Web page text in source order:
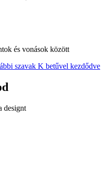
és vonások között
szavak K betűvel kezdődve
designt